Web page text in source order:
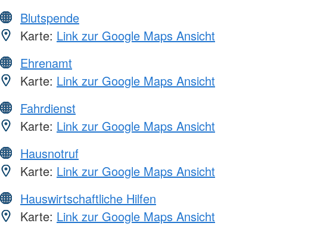
Blutspende
Karte: Link zur Google Maps Ansicht
Ehrenamt
Karte: Link zur Google Maps Ansicht
Fahrdienst
Karte: Link zur Google Maps Ansicht
Hausnotruf
Karte: Link zur Google Maps Ansicht
Hauswirtschaftliche Hilfen
Karte: Link zur Google Maps Ansicht